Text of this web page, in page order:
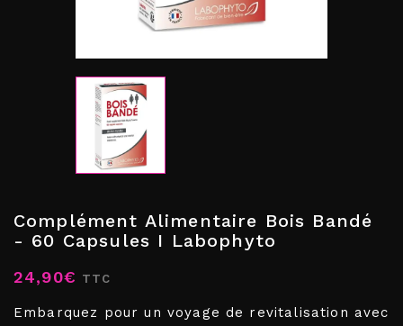
Complément Alimentaire Bois Bandé
- 60 Capsules I Labophyto
24,90€ TTC
Embarquez pour un voyage de revitalisation avec